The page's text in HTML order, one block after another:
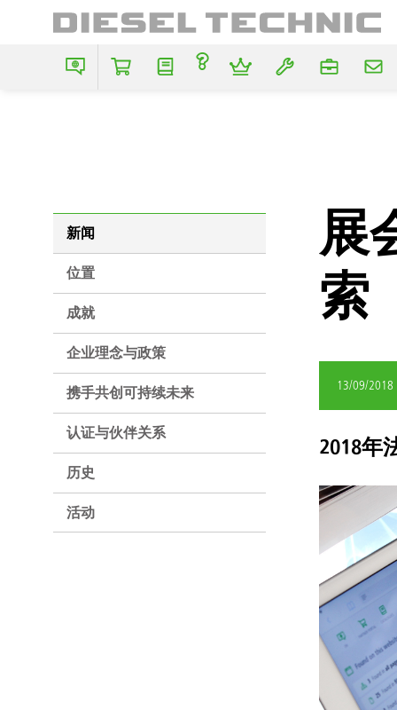
展
索
13/09/2018
2018年
新闻
位置
成就
企业理念与政策
携手共创可持续未来
认证与伙伴关系
历史
活动